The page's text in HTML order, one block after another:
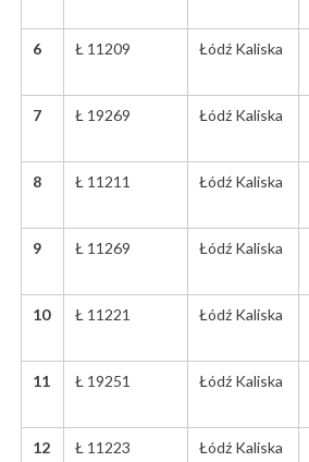
6 Ł 11209 Łódź Kaliska
7 Ł 19269 Łódź Kaliska
8 Ł 11211 Łódź Kaliska
9 Ł 11269 Łódź Kaliska
10 Ł 11221 Łódź Kaliska
11 Ł 19251 Łódź Kaliska
12 Ł 11223 Łódź Kaliska